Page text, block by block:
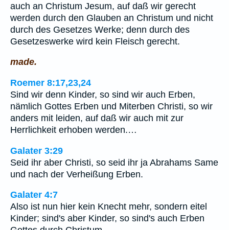
auch an Christum Jesum, auf daß wir gerecht
werden durch den Glauben an Christum und nicht
durch des Gesetzes Werke; denn durch des
Gesetzeswerke wird kein Fleisch gerecht.
made.
Roemer 8:17,23,24
Sind wir denn Kinder, so sind wir auch Erben,
nämlich Gottes Erben und Miterben Christi, so wir
anders mit leiden, auf daß wir auch mit zur
Herrlichkeit erhoben werden.…
Galater 3:29
Seid ihr aber Christi, so seid ihr ja Abrahams Same
und nach der Verheißung Erben.
Galater 4:7
Also ist nun hier kein Knecht mehr, sondern eitel
Kinder; sind's aber Kinder, so sind's auch Erben